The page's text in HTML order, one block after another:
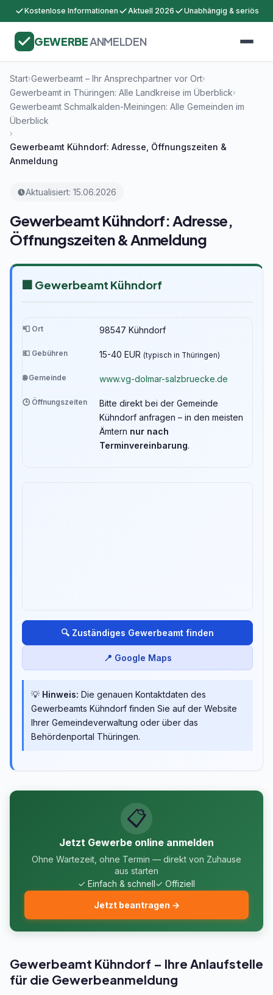
Kostenlose Informationen Aktuell 2026 Unabhängig & seriös
GEWERBEANMELDEN
Start›Gewerbeamt – Ihr Ansprechpartner vor Ort›
Gewerbeamt in Thüringen: Alle Landkreise im Überblick›
Gewerbeamt Schmalkalden-Meiningen: Alle Gemeinden im
Überblick
›
Gewerbeamt Kühndorf: Adresse, Öffnungszeiten &
Anmeldung
Aktualisiert: 15.06.2026
Gewerbeamt Kühndorf: Adresse,
Öffnungszeiten & Anmeldung
🏢 Gewerbeamt Kühndorf
📮 Ort 98547 Kühndorf
💶 Gebühren 15-40 EUR (typisch in Thüringen)
🌐 Gemeinde www.vg-dolmar-salzbruecke.de
🕒 Öffnungszeiten
Bitte direkt bei der Gemeinde
Kühndorf anfragen – in den meisten
Ämtern nur nach
Terminvereinbarung.
🔍 Zuständiges Gewerbeamt finden
📍 Google Maps
💡 Hinweis: Die genauen Kontaktdaten des
Gewerbeamts Kühndorf finden Sie auf der Website
Ihrer Gemeindeverwaltung oder über das
Behördenportal Thüringen.
📋
Jetzt Gewerbe online anmelden
Ohne Wartezeit, ohne Termin — direkt von Zuhause
aus starten
✓ Einfach & schnell✓ Offiziell
Jetzt beantragen →
Gewerbeamt Kühndorf – Ihre Anlaufstelle
für die Gewerbeanmeldung